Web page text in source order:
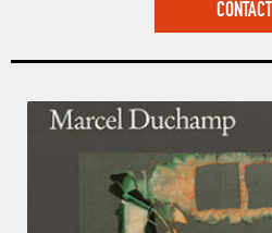
CONTACT